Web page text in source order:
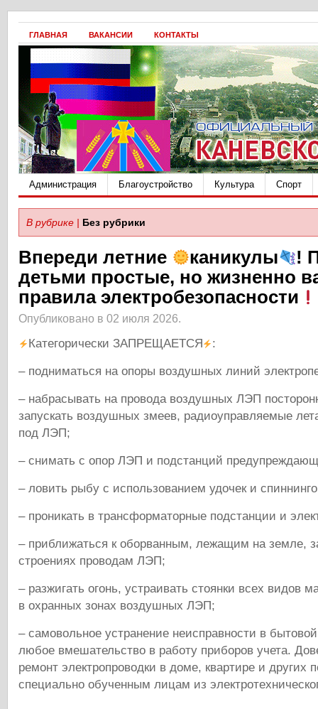
ГЛАВНАЯ ВАКАНСИИ КОНТАКТЫ
Администрация Благоустройство Культура Спорт
В рубрике | Без рубрики
Впереди летние каникулы
!
детьми простые, но жизненно
правила электробезопасности
Опубликовано в 02 июля 2026.
Категорически ЗАПРЕЩАЕТСЯ
:
– подниматься на опоры воздушных линий
– набрасывать на провода воздушных ЛЭП
запускать воздушных змеев, радиоуправляемые
под ЛЭП;
– снимать с опор ЛЭП и подстанций
– ловить рыбу с использованием удочек и
– проникать в трансформаторные подстанции и
– приближаться к оборванным, лежащим на земле,
строениях проводам ЛЭП;
– разжигать огонь, устраивать стоянки всех видов
в охранных зонах воздушных ЛЭП;
– самовольное устранение неисправности в
любое вмешательство в работу приборов учета.
ремонт электропроводки в доме, квартире и других
специально обученным лицам из